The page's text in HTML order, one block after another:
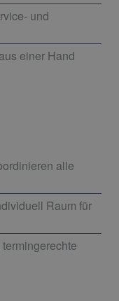
und
einer Hand
alle
Raum für